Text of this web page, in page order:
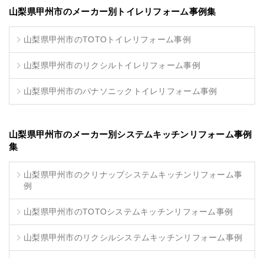
山梨県甲州市のメーカー別トイレリフォーム事例集
山梨県甲州市のTOTOトイレリフォーム事例
山梨県甲州市のリクシルトイレリフォーム事例
山梨県甲州市のパナソニックトイレリフォーム事例
山梨県甲州市のメーカー別システムキッチンリフォーム事例
集
山梨県甲州市のクリナップシステムキッチンリフォーム事
例
山梨県甲州市のTOTOシステムキッチンリフォーム事例
山梨県甲州市のリクシルシステムキッチンリフォーム事例